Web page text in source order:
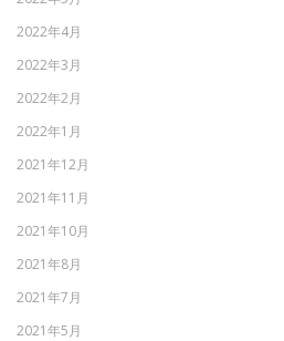
2022年4月
2022年3月
2022年2月
2022年1月
2021年12月
2021年11月
2021年10月
2021年8月
2021年7月
2021年5月